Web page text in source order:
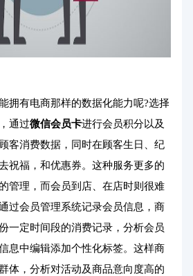
拥有电商那样的数据化能力呢?选择
通过微信会员卡进行会员积分以及
客消费数据，同时在顾客生日、纪
祝福，和优惠券。这种服务更多的
管理，而会员到店、在店时则很难
过会员管理系统记录会员信息，商
一定时间段的消费记录，分析会员
息中编辑添加个性化标签。这样商
体，分析对活动及商品意向度高的